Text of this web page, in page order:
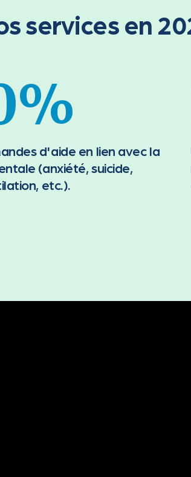
services en
d'aide en lien avec la
(anxiété, suicide,
etc.).